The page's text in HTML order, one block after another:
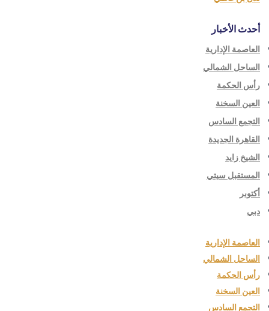
أحدث الأخبار
العاصمة الإدارية
الساحل الشمالي
رأس الحكمة
العين السخنة
التجمع السادس
القاهرة الجديدة
الشيخ زايد
المستقبل سيتي
أكتوبر
دبي
العاصمة الإدارية
الساحل الشمالي
رأس الحكمة
العين السخنة
التجمع السادس